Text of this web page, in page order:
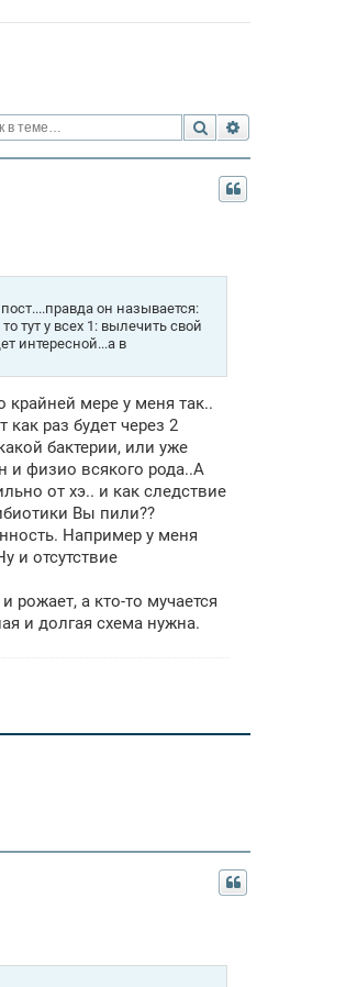
Поиск
он называется:
тут у всех 1: вылечить свой
интересной...а в
крайней мере у меня так..
раз будет через 2
бактерии, или уже
и физио всякого рода..А
от хэ.. и как следствие
Вы пили??
Например у меня
и отсутствие
а кто-то мучается
и долгая схема нужна.